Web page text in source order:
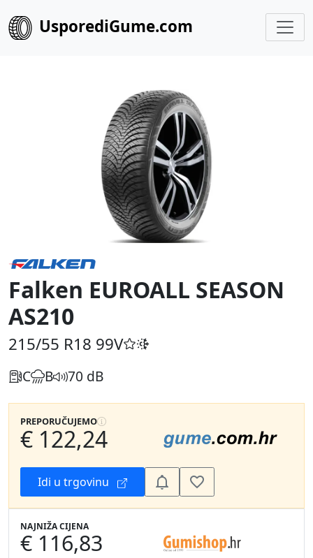
UsporediGume.com
Falken EUROALL SEASON
AS210
215/55 R18 99V
C B 70 dB
PREPORUČUJEMO
€ 122,24
Idi u trgovinu
NAJNIŽA CIJENA
€ 116,83